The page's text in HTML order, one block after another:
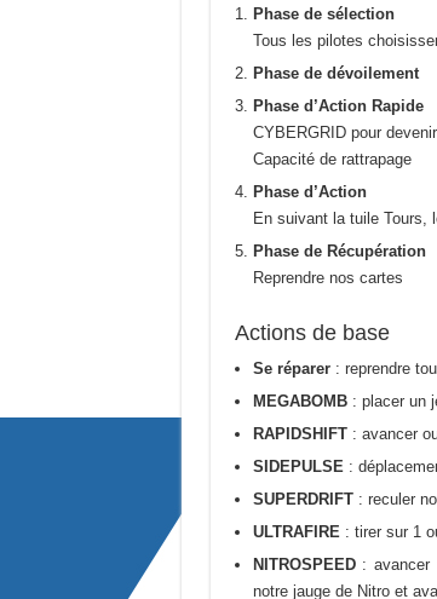
Phase de sélection
Tous les pilotes
Phase de dévoilement
Phase d’Action Rapide
CYBERGRID pour
Capacité de rattrapage
Phase d’Action
En suivant la tuile Tours,
Phase de Récupération
Reprendre nos cartes
Actions de base
Se réparer: reprendre
MEGABOMB: placer un
RAPIDSHIFT: avancer
SIDEPULSE:
SUPERDRIFT: reculer
ULTRAFIRE: tirer sur 1
NITROSPEED: avancer
notre jauge de Nitro et